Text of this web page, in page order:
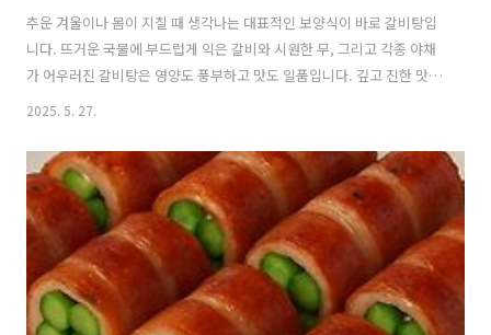
추운 겨울이나 몸이 지칠 때 생각나는 대표적인 보양식이 바로 갈비탕입
니다. 뜨거운 국물에 부드럽게 익은 갈비와 시원한 무, 그리고 각종 야채
가 어우러진 갈비탕은 영양도 풍부하고 맛도 일품입니다. 깊고 진한 맛의
갈비탕을 만드는 레시피를 소개해드리겠습니다. 1. 갈비탕이란 무엇인가
마늘 등의 채소와 함께 우려낸 한국의 전통 국물요리입니다.깔끔하면서
도 깊은 맛이 특징이며, 단백질과 각종 영양소가 풍부하여 기력 회복에
좋은 대표적인 보양식으로 여겨지고 있습니다. 🍲 갈비탕의 영양학적 가
치갈비탕에 들어가는 소갈비는 고품질의 단백질과 철분, 아연 등의 무기
질이 풍부합니다.특히 갈비뼈 주변의 골수에는 콜라겐과 칼슘이 많이 포
함되어..
2025. 5. 27.